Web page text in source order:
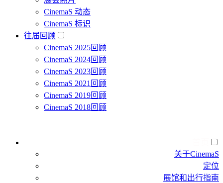
CinemaS 动态
CinemaS 标识
往届回顾
CinemaS 2025回顾
CinemaS 2024回顾
CinemaS 2023回顾
CinemaS 2021回顾
CinemaS 2019回顾
CinemaS 2018回顾
关于CinemaS
定位
展馆和出行指南